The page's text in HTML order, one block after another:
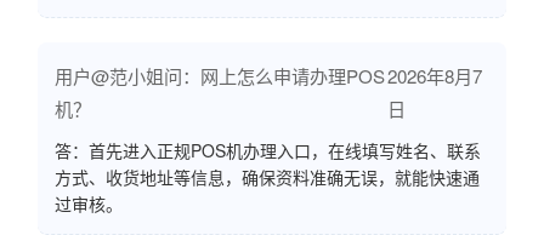
用户@范小姐问：网上怎么申请办理POS
机？
2026年8月7
日
答：首先进入正规POS机办理入口，在线填写姓名、联系
方式、收货地址等信息，确保资料准确无误，就能快速通
过审核。